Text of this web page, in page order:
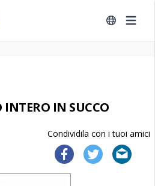
INTERO IN SUCCO
Condividila con i tuoi amici